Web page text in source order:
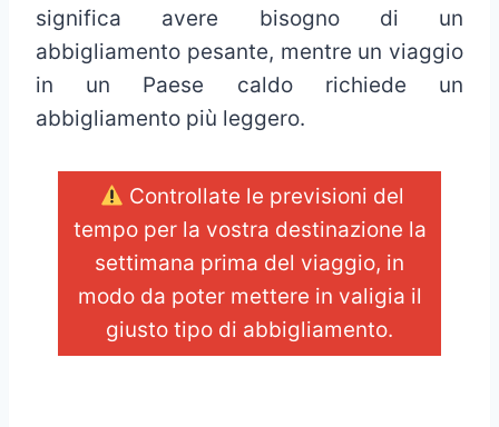
significa avere bisogno di un
abbigliamento pesante, mentre un viaggio
in un Paese caldo richiede un
abbigliamento più leggero.
Controllate le previsioni del
tempo per la vostra destinazione la
settimana prima del viaggio, in
modo da poter mettere in valigia il
giusto tipo di abbigliamento.